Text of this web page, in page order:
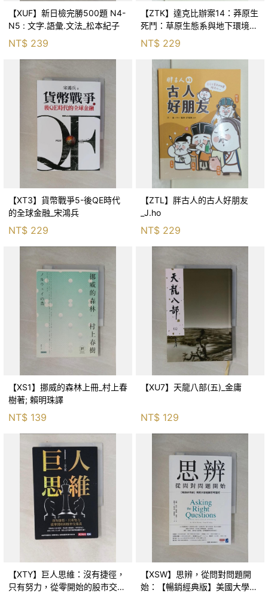
【XUF】新日檢完勝500題 N4-
N5 : 文字.語彙.文法_松本紀子
NT$ 239
【ZTK】達克比辦案14：莽原生
死鬥：草原生態系與地下環境的
生存適應_柯智元
NT$ 229
【XT3】貨幣戰爭5-後QE時代
的全球金融_宋鴻兵
NT$ 229
【ZTL】胖古人的古人好朋友
_J.ho
NT$ 229
【XS1】挪威的森林上冊_村上春
樹著; 賴明珠譯
NT$ 139
【XU7】天龍八部(五)_金庸
NT$ 129
【XTY】巨人思維：沒有捷徑，
只有努力，從零開始的股市交易
【XSW】思辨，從問對問題開
始：【暢銷經典版】美國大學邏